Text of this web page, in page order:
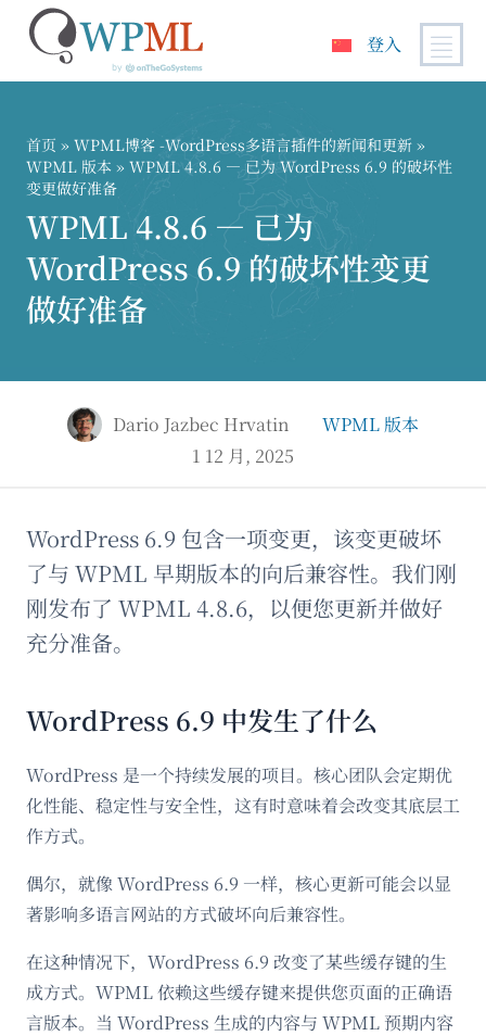
登入
首页 » WPML博客 -WordPress多语言插件的新闻和更新 »
WPML 版本 » WPML 4.8.6 — 已为 WordPress 6.9 的破坏性
变更做好准备
WPML 4.8.6 — 已为
WordPress 6.9 的破坏性变更
做好准备
Dario Jazbec Hrvatin
WPML 版本
1 12 月, 2025
WordPress 6.9 包含一项变更，该变更破坏
了与 WPML 早期版本的向后兼容性。我们刚
刚发布了 WPML 4.8.6，以便您更新并做好
充分准备。
WordPress 6.9 中发生了什么
WordPress 是一个持续发展的项目。核心团队会定期优
化性能、稳定性与安全性，这有时意味着会改变其底层工
作方式。
偶尔，就像 WordPress 6.9 一样，核心更新可能会以显
著影响多语言网站的方式破坏向后兼容性。
在这种情况下，WordPress 6.9 改变了某些缓存键的生
成方式。WPML 依赖这些缓存键来提供您页面的正确语
言版本。当 WordPress 生成的内容与 WPML 预期内容